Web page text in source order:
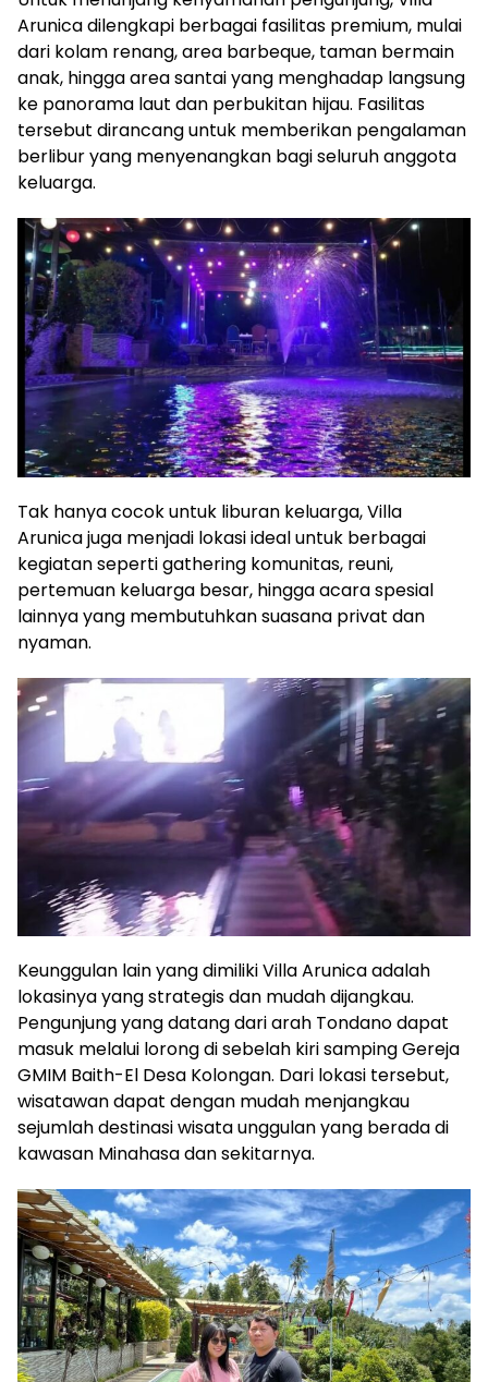
Arunica dilengkapi berbagai fasilitas premium, mulai
dari kolam renang, area barbeque, taman bermain
anak, hingga area santai yang menghadap langsung
ke panorama laut dan perbukitan hijau. Fasilitas
tersebut dirancang untuk memberikan pengalaman
berlibur yang menyenangkan bagi seluruh anggota
keluarga.
Tak hanya cocok untuk liburan keluarga, Villa
Arunica juga menjadi lokasi ideal untuk berbagai
kegiatan seperti gathering komunitas, reuni,
pertemuan keluarga besar, hingga acara spesial
lainnya yang membutuhkan suasana privat dan
nyaman.
Keunggulan lain yang dimiliki Villa Arunica adalah
lokasinya yang strategis dan mudah dijangkau.
Pengunjung yang datang dari arah Tondano dapat
masuk melalui lorong di sebelah kiri samping Gereja
GMIM Baith-El Desa Kolongan. Dari lokasi tersebut,
wisatawan dapat dengan mudah menjangkau
sejumlah destinasi wisata unggulan yang berada di
kawasan Minahasa dan sekitarnya.